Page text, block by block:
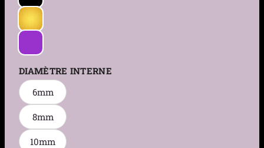
DIAMÈTRE INTERNE
6mm
8mm
10mm